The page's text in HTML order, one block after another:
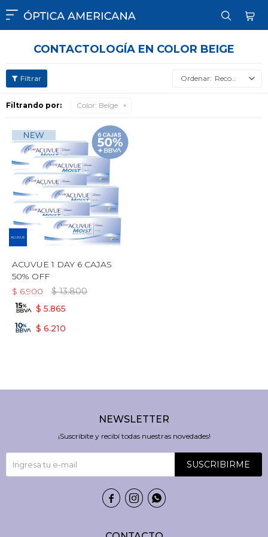

CONTACTOLOGÍA EN COLOR BEIGE
Recomendados
Filtrando por: Color: Beige
ACUVUE 1 DAY 6 CAJAS
50% OFF
$ 6.900 $ 13.800
$ 5.865
$ 6.210
NEWSLETTER
¡Suscribite y recibí todas nuestras novedades!
SUSCRIBIRME
  